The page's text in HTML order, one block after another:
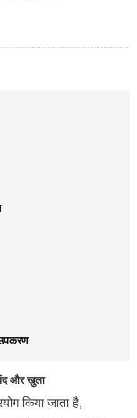
और खुला
किया जाता है,